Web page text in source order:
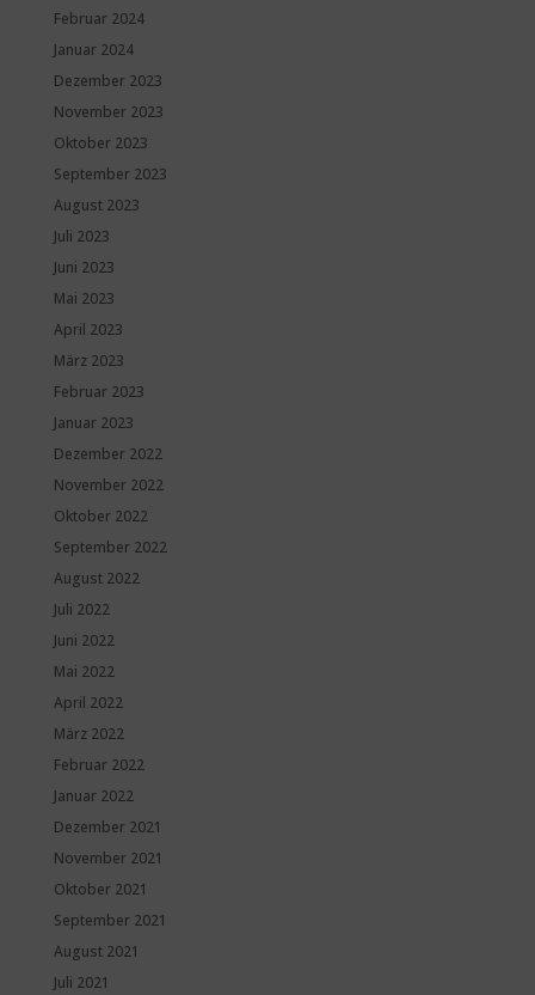
Februar 2024
Januar 2024
Dezember 2023
November 2023
Oktober 2023
September 2023
August 2023
Juli 2023
Juni 2023
Mai 2023
April 2023
März 2023
Februar 2023
Januar 2023
Dezember 2022
November 2022
Oktober 2022
September 2022
August 2022
Juli 2022
Juni 2022
Mai 2022
April 2022
März 2022
Februar 2022
Januar 2022
Dezember 2021
November 2021
Oktober 2021
September 2021
August 2021
Juli 2021